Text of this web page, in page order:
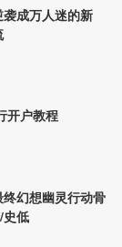
成万人迷的新
开户教程
幻想幽灵行动骨
史低